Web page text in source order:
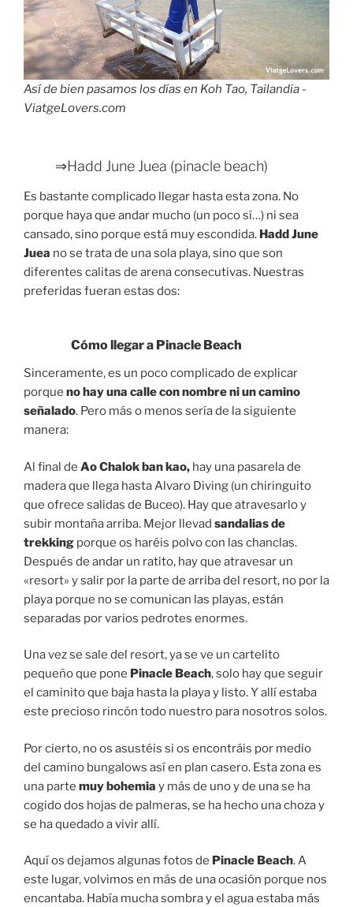
Así de bien pasamos los días en Koh Tao, Tailandia -
ViatgeLovers.com
⇒Hadd June Juea (pinacle beach)
Es bastante complicado llegar hasta esta zona. No
porque haya que andar mucho (un poco sí…) ni sea
cansado, sino porque está muy escondida. Hadd June
Juea no se trata de una sola playa, sino que son
diferentes calitas de arena consecutivas. Nuestras
preferidas fueran estas dos:
Cómo llegar a Pinacle Beach
Sinceramente, es un poco complicado de explicar
porque no hay una calle con nombre ni un camino
señalado. Pero más o menos sería de la siguiente
manera:
Al final de Ao Chalok ban kao, hay una pasarela de
madera que llega hasta Alvaro Diving (un chiringuito
que ofrece salidas de Buceo). Hay que atravesarlo y
subir montaña arriba. Mejor llevad sandalias de
trekking porque os haréis polvo con las chanclas.
Después de andar un ratito, hay que atravesar un
«resort» y salir por la parte de arriba del resort, no por la
playa porque no se comunican las playas, están
separadas por varios pedrotes enormes.
Una vez se sale del resort, ya se ve un cartelito
pequeño que pone Pinacle Beach, solo hay que seguir
el caminito que baja hasta la playa y listo. Y allí estaba
este precioso rincón todo nuestro para nosotros solos.
Por cierto, no os asustéis si os encontráis por medio
del camino bungalows así en plan casero. Esta zona es
una parte muy bohemia y más de uno y de una se ha
cogido dos hojas de palmeras, se ha hecho una choza y
se ha quedado a vivir allí.
Aquí os dejamos algunas fotos de Pinacle Beach. A
este lugar, volvimos en más de una ocasión porque nos
encantaba. Había mucha sombra y el agua estaba más